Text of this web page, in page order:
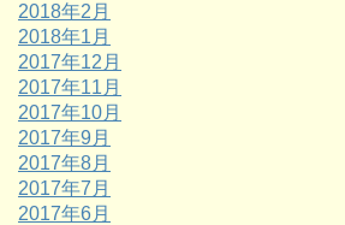
2018年2月
2018年1月
2017年12月
2017年11月
2017年10月
2017年9月
2017年8月
2017年7月
2017年6月